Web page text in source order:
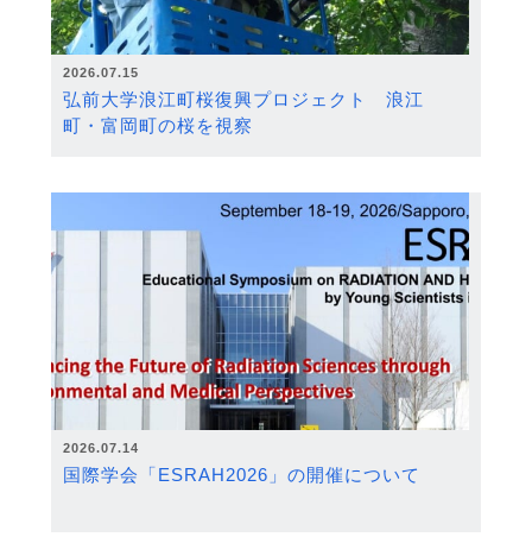
2026.07.15
弘前大学浪江町桜復興プロジェクト 浪江
町・富岡町の桜を視察
2026.07.14
国際学会「ESRAH2026」の開催について